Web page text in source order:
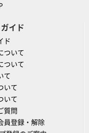
イド
ド
ついて
ついて
て
いて
いて
質問
員登録・解除